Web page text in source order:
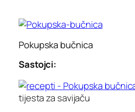
Pokupska bučnica
Sastojci:
tijesta za savijaču